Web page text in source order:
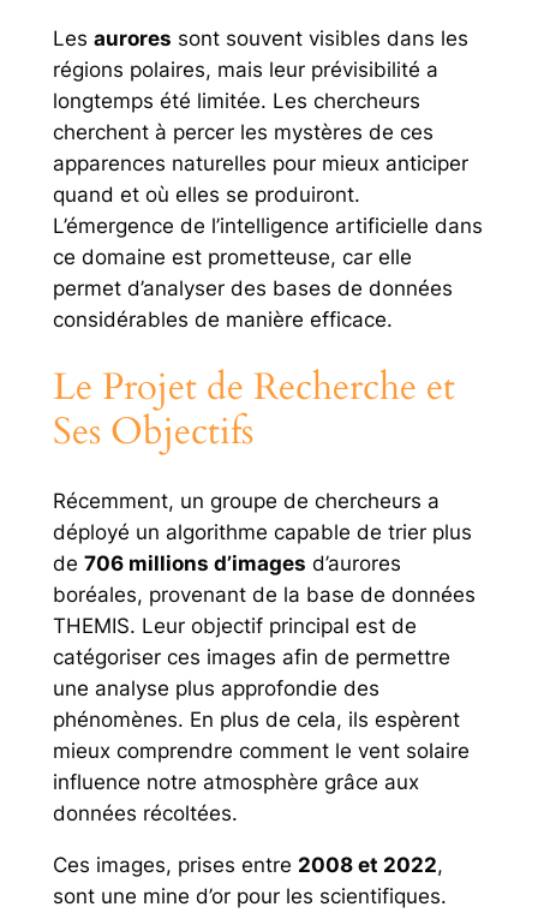
Les aurores sont souvent visibles dans les
régions polaires, mais leur prévisibilité a
longtemps été limitée. Les chercheurs
cherchent à percer les mystères de ces
apparences naturelles pour mieux anticiper
quand et où elles se produiront.
L’émergence de l’intelligence artificielle dans
ce domaine est prometteuse, car elle
permet d’analyser des bases de données
considérables de manière efficace.
Le Projet de Recherche et
Ses Objectifs
Récemment, un groupe de chercheurs a
déployé un algorithme capable de trier plus
de 706 millions d’images d’aurores
boréales, provenant de la base de données
THEMIS. Leur objectif principal est de
catégoriser ces images afin de permettre
une analyse plus approfondie des
phénomènes. En plus de cela, ils espèrent
mieux comprendre comment le vent solaire
influence notre atmosphère grâce aux
données récoltées.
Ces images, prises entre 2008 et 2022,
sont une mine d’or pour les scientifiques.